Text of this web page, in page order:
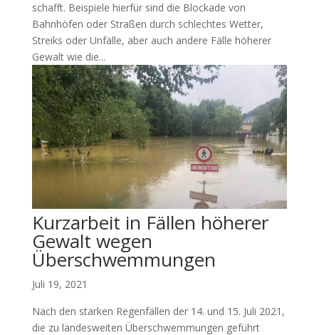
schafft. Beispiele hierfür sind die Blockade von
Bahnhöfen oder Straßen durch schlechtes Wetter,
Streiks oder Unfälle, aber auch andere Fälle höherer
Gewalt wie die...
Kurzarbeit in Fällen höherer
Gewalt wegen
Überschwemmungen
Juli 19, 2021
Nach den starken Regenfällen der 14. und 15. Juli 2021,
die zu landesweiten Überschwemmungen geführt